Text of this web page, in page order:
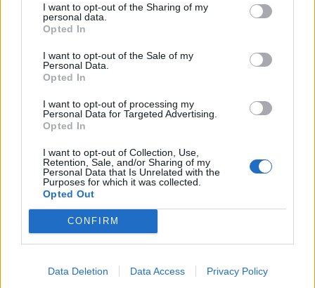
I want to opt-out of the Sharing of my
personal data.
Opted In
I want to opt-out of the Sale of my
Personal Data.
Opted In
I want to opt-out of processing my
Personal Data for Targeted Advertising.
Opted In
I want to opt-out of Collection, Use,
Retention, Sale, and/or Sharing of my
Personal Data that Is Unrelated with the
Purposes for which it was collected.
Opted Out
CONFIRM
Data Deletion Data Access Privacy Policy
ΑΓΡΟΤΙΚΑ